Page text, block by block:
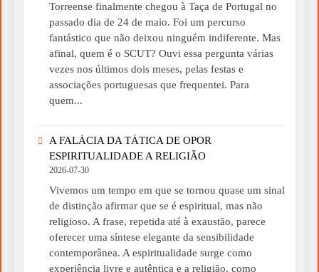
Torreense finalmente chegou à Taça de Portugal no
passado dia de 24 de maio. Foi um percurso
fantástico que não deixou ninguém indiferente. Mas
afinal, quem é o SCUT? Ouvi essa pergunta várias
vezes nos últimos dois meses, pelas festas e
associações portuguesas que frequentei. Para
quem...
A FALÁCIA DA TÁTICA DE OPOR
ESPIRITUALIDADE A RELIGIÃO
2026-07-30
Vivemos um tempo em que se tornou quase um sinal
de distinção afirmar que se é espiritual, mas não
religioso. A frase, repetida até à exaustão, parece
oferecer uma síntese elegante da sensibilidade
contemporânea. A espiritualidade surge como
experiência livre e autêntica e a religião, como